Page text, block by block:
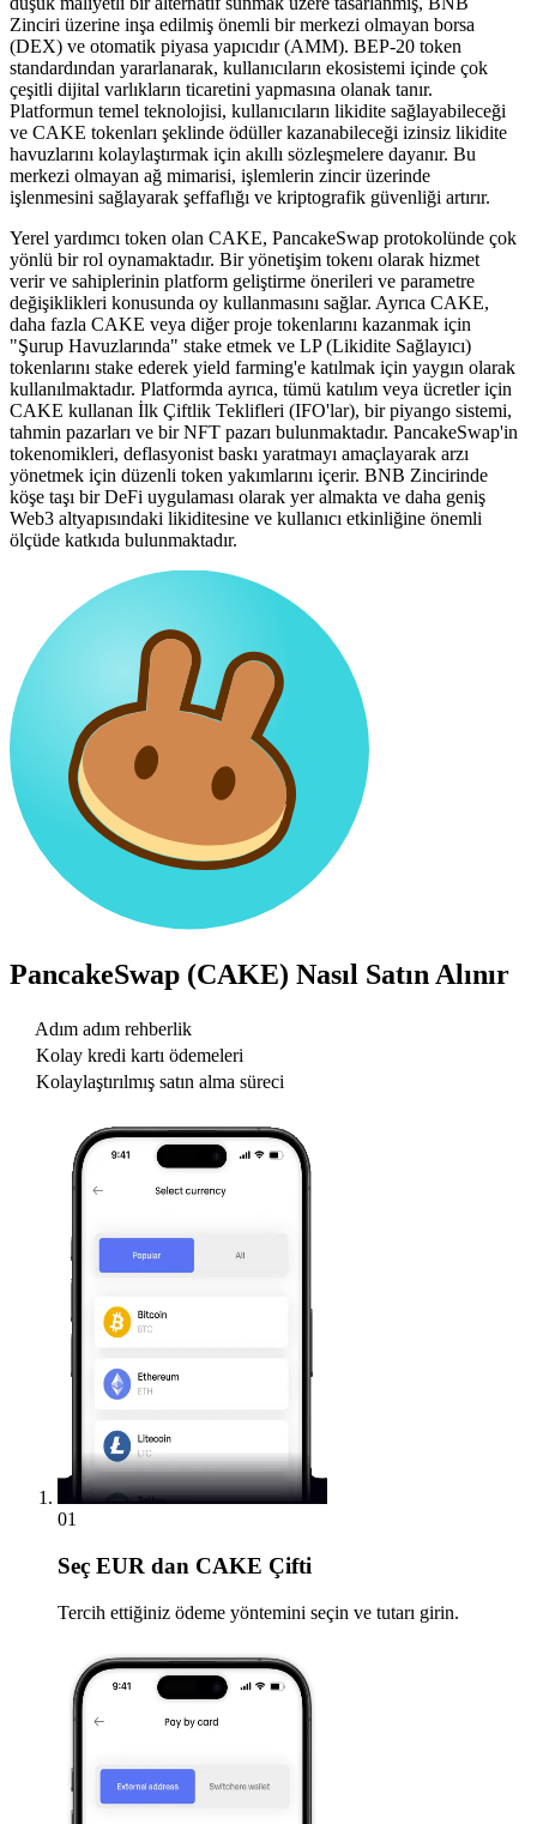
Zinciri üzerine inşa edilmiş önemli bir merkezi olmayan borsa
(DEX) ve otomatik piyasa yapıcıdır (AMM). BEP-20 token
standardından yararlanarak, kullanıcıların ekosistemi içinde çok
çeşitli dijital varlıkların ticaretini yapmasına olanak tanır.
Platformun temel teknolojisi, kullanıcıların likidite sağlayabileceği
ve CAKE tokenları şeklinde ödüller kazanabileceği izinsiz likidite
havuzlarını kolaylaştırmak için akıllı sözleşmelere dayanır. Bu
merkezi olmayan ağ mimarisi, işlemlerin zincir üzerinde
işlenmesini sağlayarak şeffaflığı ve kriptografik güvenliği artırır.
Yerel yardımcı token olan CAKE, PancakeSwap protokolünde çok
yönlü bir rol oynamaktadır. Bir yönetişim tokenı olarak hizmet
verir ve sahiplerinin platform geliştirme önerileri ve parametre
değişiklikleri konusunda oy kullanmasını sağlar. Ayrıca CAKE,
daha fazla CAKE veya diğer proje tokenlarını kazanmak için
"Şurup Havuzlarında" stake etmek ve LP (Likidite Sağlayıcı)
tokenlarını stake ederek yield farming'e katılmak için yaygın olarak
kullanılmaktadır. Platformda ayrıca, tümü katılım veya ücretler için
CAKE kullanan İlk Çiftlik Teklifleri (IFO'lar), bir piyango sistemi,
tahmin pazarları ve bir NFT pazarı bulunmaktadır. PancakeSwap'in
tokenomikleri, deflasyonist baskı yaratmayı amaçlayarak arzı
yönetmek için düzenli token yakımlarını içerir. BNB Zincirinde
köşe taşı bir DeFi uygulaması olarak yer almakta ve daha geniş
Web3 altyapısındaki likiditesine ve kullanıcı etkinliğine önemli
ölçüde katkıda bulunmaktadır.
PancakeSwap (CAKE) Nasıl Satın Alınır
Adım adım rehberlik
Kolay kredi kartı ödemeleri
Kolaylaştırılmış satın alma süreci
01
Seç EUR dan CAKE Çifti
Tercih ettiğiniz ödeme yöntemini seçin ve tutarı girin.